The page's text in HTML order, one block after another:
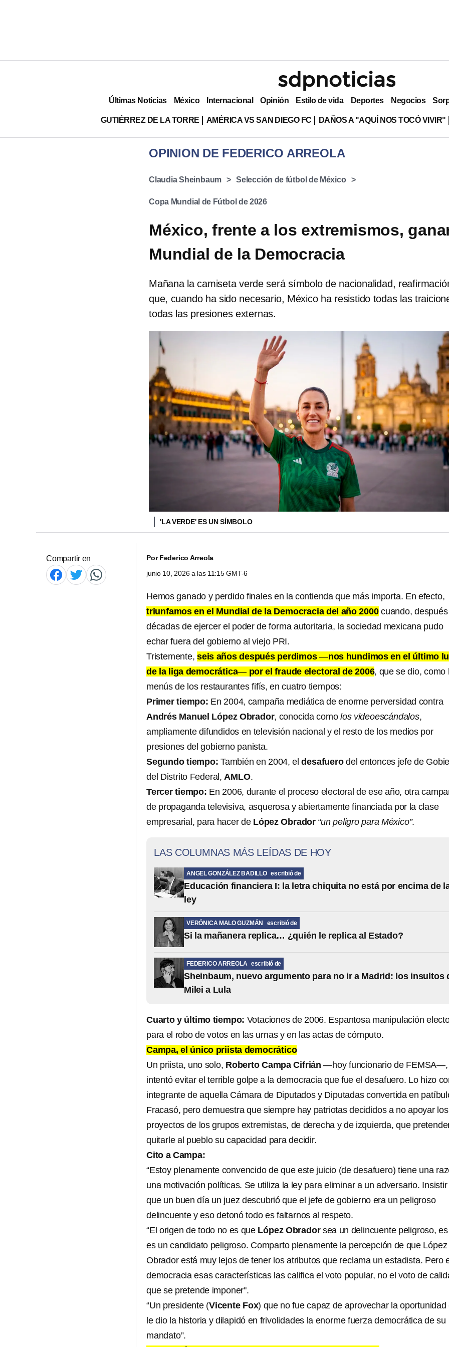
Últimas Noticias México Internacional Opinión Estilo de vida Deportes Negocios
GUTIÉRREZ DE LA TORRE AMÉRICA VS SAN DIEGO FC DAÑOS A "AQUÍ NOS TOCÓ VIVIR"
OPINIÓN DE FEDERICO ARREOLA
Claudia Sheinbaum Selección de fútbol de México
Copa Mundial de Fútbol de 2026
México, frente a los extremismos,
Mundial de la Democracia
Mañana la camiseta verde será símbolo de nacionalidad,
que, cuando ha sido necesario, México ha resistido todas las
todas las presiones externas.
'LA VERDE' ES UN SÍMBOLO
Compartir en PorFederico Arreola
junio 10, 2026 a las 11:15 GMT-6
Hemos ganado y perdido finales en la contienda que más importa. En efecto,
triunfamos en el Mundial de la Democracia del año 2000cuando,
décadas de ejercer el poder de forma autoritaria, la sociedad mexicana pudo
echar fuera del gobierno al viejo PRI.
Tristemente, seis años después perdimos —nos hundimos en el último
de la liga democrática— por el fraude electoral de 2006, que se dio, como
menús de los restaurantes fifís, en cuatro tiempos:
Primer tiempo: En 2004, campaña mediática de enorme perversidad contra
Andrés Manuel López Obrador, conocida comolos videoescándalos,
ampliamente difundidos en televisión nacional y el resto de los medios por
presiones del gobierno panista.
Segundo tiempo: También en 2004, eldesafuerodel entonces jefe de
del Distrito Federal,AMLO.
Tercer tiempo: En 2006, durante el proceso electoral de ese año, otra
de propaganda televisiva, asquerosa y abiertamente financiada por la clase
empresarial, para hacer de López Obrador “un peligro para México”.
LAS COLUMNAS MÁS LEÍDAS DE HOY
ANGEL GONZÁLEZ BADILLO escribió de
Educación financiera I: la letra chiquita no está por encima de
ley
VERÓNICA MALO GUZMÁN escribió de
Si la mañanera replica… ¿quién le replica al Estado?
FEDERICO ARREOLA escribió de
Sheinbaum, nuevo argumento para no ir a Madrid: los insultos
Milei a Lula
Cuarto y último tiempo: Votaciones de 2006. Espantosa manipulación
para el robo de votos en las urnas y en las actas de cómputo.
Campa, el único priista democrático
Un priista, uno solo, Roberto Campa Cifrián —hoy funcionario de FEMSA—,
intentó evitar el terrible golpe a la democracia que fue el desafuero. Lo hizo
integrante de aquella Cámara de Diputados y Diputadas convertida en
Fracasó, pero demuestra que siempre hay patriotas decididos a no apoyar los
proyectos de los grupos extremistas, de derecha y de izquierda, que
quitarle al pueblo su capacidad para decidir.
Cito a Campa:
“Estoy plenamente convencido de que este juicio (de desafuero) tiene una
una motivación políticas. Se utiliza la ley para eliminar a un adversario. Insistir
que un buen día un juez descubrió que el jefe de gobierno era un peligroso
delincuente y eso detonó todo es faltarnos al respeto.
“El origen de todo no es que López Obradorsea un delincuente peligroso,
es un candidato peligroso. Comparto plenamente la percepción de que López
Obrador está muy lejos de tener los atributos que reclama un estadista. Pero
democracia esas características las califica el voto popular, no el voto de
que se pretende imponer".
“Un presidente (Vicente Fox) que no fue capaz de aprovechar la oportunidad
le dio la historia y dilapidó en frivolidades la enorme fuerza democrática de su
mandato”.